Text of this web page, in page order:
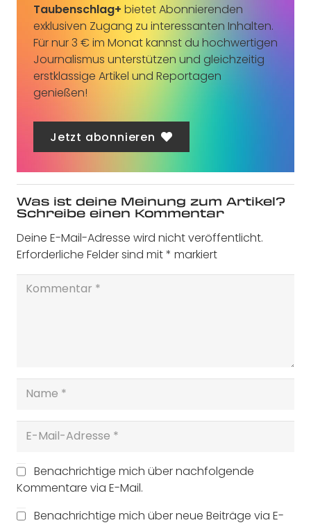
Taubenschlag+ bietet Abonnierenden
exklusiven Zugang zu interessanten Inhalten.
Für nur 3 € im Monat kannst du hochwertigen
Journalismus unterstützen und gleichzeitig
erstklassige Artikel und Reportagen
genießen!
Jetzt abonnieren
Was ist deine Meinung zum Artikel?
Schreibe einen Kommentar
Deine E-Mail-Adresse wird nicht veröffentlicht.
Erforderliche Felder sind mit* markiert
Benachrichtige mich über nachfolgende
Kommentare via E-Mail.
Benachrichtige mich über neue Beiträge via E-